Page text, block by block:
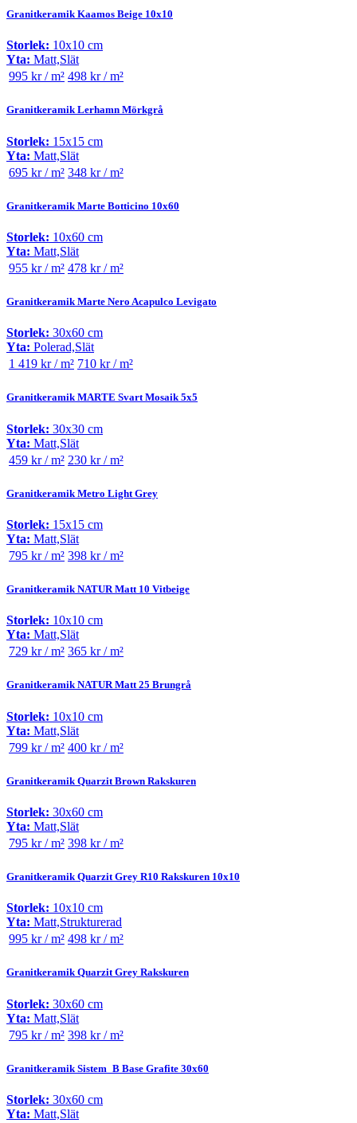
Granitkeramik Kaamos Beige 10x10
Storlek: 10x10 cm
Yta: Matt,Slät
995 kr / m² 498 kr / m²
Granitkeramik Lerhamn Mörkgrå
Storlek: 15x15 cm
Yta: Matt,Slät
695 kr / m² 348 kr / m²
Granitkeramik Marte Botticino 10x60
Storlek: 10x60 cm
Yta: Matt,Slät
955 kr / m² 478 kr / m²
Granitkeramik Marte Nero Acapulco Levigato
Storlek: 30x60 cm
Yta: Polerad,Slät
1 419 kr / m² 710 kr / m²
Granitkeramik MARTE Svart Mosaik 5x5
Storlek: 30x30 cm
Yta: Matt,Slät
459 kr / m² 230 kr / m²
Granitkeramik Metro Light Grey
Storlek: 15x15 cm
Yta: Matt,Slät
795 kr / m² 398 kr / m²
Granitkeramik NATUR Matt 10 Vitbeige
Storlek: 10x10 cm
Yta: Matt,Slät
729 kr / m² 365 kr / m²
Granitkeramik NATUR Matt 25 Brungrå
Storlek: 10x10 cm
Yta: Matt,Slät
799 kr / m² 400 kr / m²
Granitkeramik Quarzit Brown Rakskuren
Storlek: 30x60 cm
Yta: Matt,Slät
795 kr / m² 398 kr / m²
Granitkeramik Quarzit Grey R10 Rakskuren 10x10
Storlek: 10x10 cm
Yta: Matt,Strukturerad
995 kr / m² 498 kr / m²
Granitkeramik Quarzit Grey Rakskuren
Storlek: 30x60 cm
Yta: Matt,Slät
795 kr / m² 398 kr / m²
Granitkeramik Sistem_B Base Grafite 30x60
Storlek: 30x60 cm
Yta: Matt,Slät